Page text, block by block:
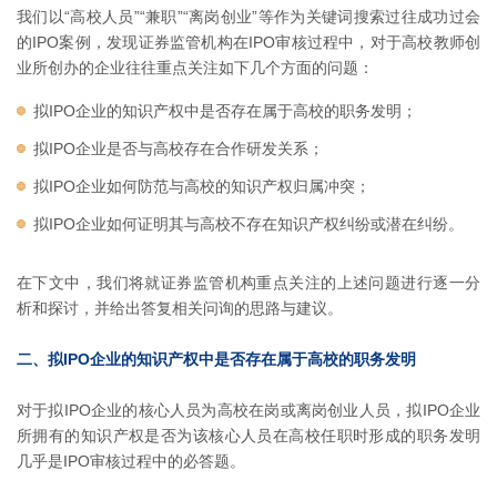
我们以“高校人员”“兼职”“离岗创业”等作为关键词搜索过往成功过会
的IPO案例，发现证券监管机构在IPO审核过程中，对于高校教师创
业所创办的企业往往重点关注如下几个方面的问题：
拟IPO企业的知识产权中是否存在属于高校的职务发明；
拟IPO企业是否与高校存在合作研发关系；
拟IPO企业如何防范与高校的知识产权归属冲突；
拟IPO企业如何证明其与高校不存在知识产权纠纷或潜在纠纷。
在下文中，我们将就证券监管机构重点关注的上述问题进行逐一分
析和探讨，并给出答复相关问询的思路与建议。
二、拟IPO企业的知识产权中是否存在属于高校的职务发明
对于拟IPO企业的核心人员为高校在岗或离岗创业人员，拟IPO企业
所拥有的知识产权是否为该核心人员在高校任职时形成的职务发明
几乎是IPO审核过程中的必答题。